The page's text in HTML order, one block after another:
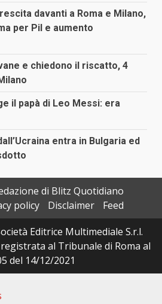
davanti a Roma e Milano,
per Pil e aumento
e chiedono il riscatto, 4
il papà di Leo Messi: era
entra in Bulgaria ed
di Blitz Quotidiano
policy Disclaimer
Feed
Editrice Multimediale S.r.l.
al Tribunale di Roma al
del 14/12/2021